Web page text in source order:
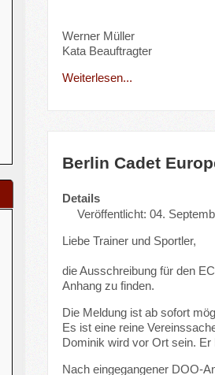
Werner Müller
Kata Beauftragter
Weiterlesen...
Berlin Cadet
Details
Veröffentlicht: 04.
Liebe Trainer und Sportler,
die Ausschreibung für den
Anhang zu finden.
Die Meldung ist ab sofort
Es ist eine reine
Dominik wird vor Ort sein.
Nach eingegangener DOO-